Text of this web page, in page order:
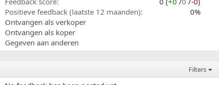
Positieve feedback (laatste 12 maanden)
0%
Ontvangen als verkoper
Ontvangen als koper
Gegeven aan anderen
Filters